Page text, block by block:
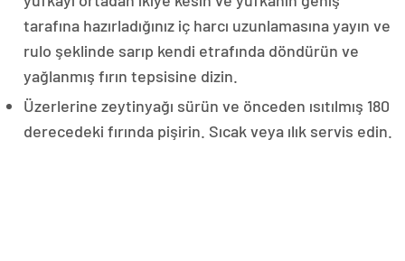
tarafına hazırladığınız iç harcı uzunlamasına yayın ve
rulo şeklinde sarıp kendi etrafında döndürün ve
yağlanmış fırın tepsisine dizin.
Üzerlerine zeytinyağı sürün ve önceden ısıtılmış 180
derecedeki fırında pişirin. Sıcak veya ılık servis edin.